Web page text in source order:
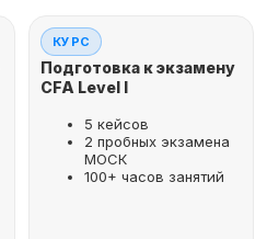
КУРС
Подготовка к экзамену
CFA Level I
5 кейсов
2 пробных экзамена
МОСК
100+ часов занятий